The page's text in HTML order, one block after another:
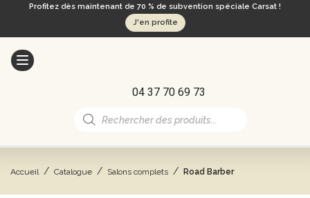
Profitez dès maintenant de 70 % de subvention spéciale Carsat !
J'en profite
04 37 70 69 73
Recherche
de
Accueil / Catalogue / Salons complets / Road Barber